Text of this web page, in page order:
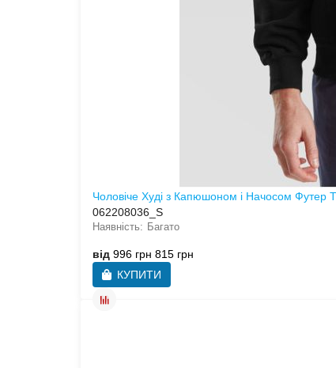
Чоловіче Худі з Капюшоном і Начосом Футер
062208036_S
Багато
від 996 грн 815 грн
КУПИТИ